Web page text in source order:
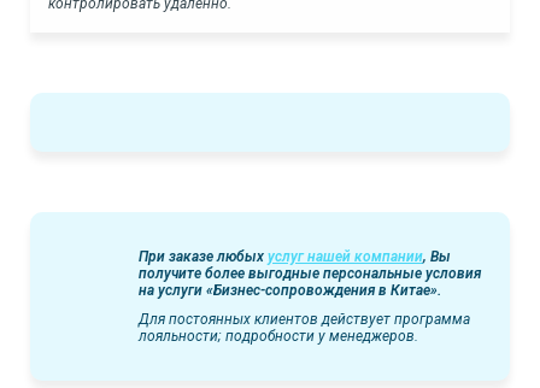
контролировать удаленно.
При заказе любых услуг нашей компании, Вы
получите более выгодные персональные условия
на услуги «Бизнес-сопровождения в Китае».
Для постоянных клиентов действует программа
лояльности; подробности у менеджеров.